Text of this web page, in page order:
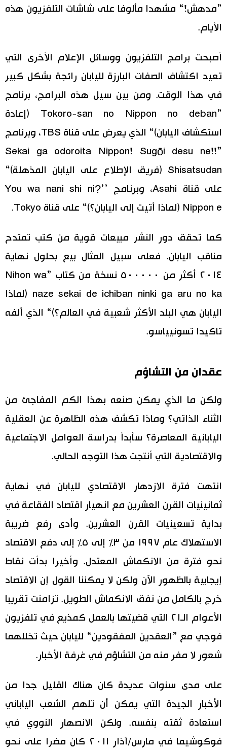
إعلان
”مدهش!“ مشهدا مألوفا على شاشات التلفزيون هذه
الأيام.
أصبحت برامج التلفزيون ووسائل الإعلام الأخرى التي
تعيد اكتشاف الصفات البارزة لليابان رائجة بشكل كبير
في هذا الوقت. ومن بين سيل هذه البرامج، برنامج
”Tokoro-san no Nippon no deban (إعادة
استكشاف اليابان)“ الذي يعرض على قناة TBS، وبرنامج
”Sekai ga odoroita Nippon! Sugōi desu ne!!
Shisatsudan (فريق الإطلاع على اليابان المذهلة)“
على قناة Asahi، وبرنامج ’’?You wa nani shi ni
Nippon e (لماذا أتيت إلى اليابان؟)“ على قناة Tokyo.
كما تحقق دور النشر مبيعات قوية من كتب تمتدح
مناقب اليابان. فعلى سبيل المثال بيع بحلول نهاية
٢٠١٤ أكثر من ٥٠٠٠٠٠ نسخة من كتاب ”Nihon wa
naze sekai de ichiban ninki ga aru no ka (لماذا
اليابان هي البلد الأكثر شعبية في العالم؟)“ الذي ألفه
تاكيدا تسونيياسو.
عقدان من التشاؤم
ولكن ما الذي يمكن صنعه بهذا الكم المفاجئ من
الثناء الذاتي؟ وماذا تكشف هذه الظاهرة عن العقلية
اليابانية المعاصرة؟ سأبدأ بدراسة العوامل الاجتماعية
والاقتصادية التي أنتجت هذا التوجه الحالي.
انتهت فترة الازدهار الاقتصادي لليابان في نهاية
ثمانينيات القرن العشرين مع انهيار اقتصاد الفقاعة في
بداية تسعينيات القرن العشرين. وأدى رفع ضريبة
الاستهلاك عام ١٩٩٧ من ٣٪ إلى ٥٪ إلى دفع الاقتصاد
نحو فترة من الانكماش المعتدل. وأخيرا بدأت نقاط
إيجابية بالظهور الآن ولكن لا يمكننا القول إن الاقتصاد
خرج بالكامل من نفق الانكماش الطويل. تزامنت تقريبا
الأعوام الـ٢١ التي قضيتها بالعمل كمذيع في تلفزيون
فوجي مع ”العقدين المفقودين“ لليابان حيث تخللهما
شعور لا مفر منه من التشاؤم في غرفة الأخبار.
على مدى سنوات عديدة كان هناك القليل جدا من
الأخبار الجيدة التي يمكن أن تلهم الشعب الياباني
استعادة ثقته بنفسه. ولكن الانصهار النووي في
فوكوشيما في مارس/آذار ٢٠١١ كان مضرا على نحو